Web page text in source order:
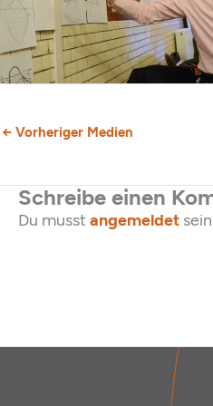
← Vorheriger Medien
Schreibe einen
Du musst angemeldet